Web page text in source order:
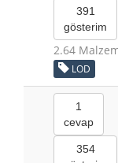
391
gösterim
2.64
LOD
1
cevap
354